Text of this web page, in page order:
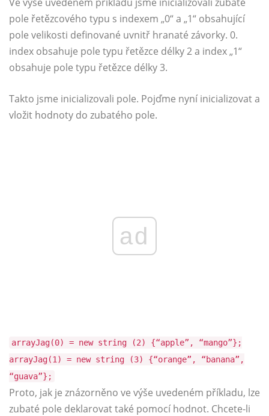
pole řetězcového typu s indexem „0“ a „1“ obsahující
pole velikosti definované uvnitř hranaté závorky. 0.
index obsahuje pole typu řetězce délky 2 a index „1“
obsahuje pole typu řetězce délky 3.
Takto jsme inicializovali pole. Pojďme nyní inicializovat a
vložit hodnoty do zubatého pole.
ad
arrayJag(0) = new string (2) {“apple”, “mango”};
arrayJag(1) = new string (3) {“orange”, “banana”,
“guava”};
Proto, jak je znázorněno ve výše uvedeném příkladu, lze
zubaté pole deklarovat také pomocí hodnot. Chcete-li